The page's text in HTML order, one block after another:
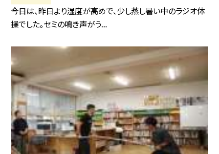
今日は、昨日より湿度が高めで、少し蒸し暑い中のラジオ体
操でした。セミの鳴き声がう...